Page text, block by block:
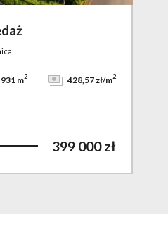
931 m2 428,57 zł/m2
399 000 zł